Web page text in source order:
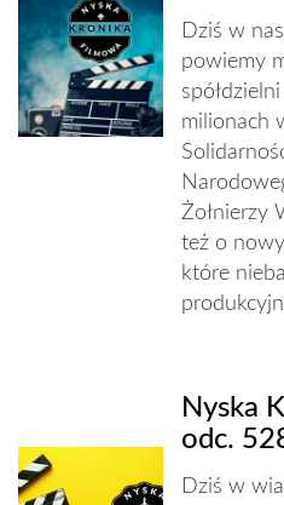
Dziś w
powiemy
milionach
Żołnierzy
też o
które
Nyska
odc.
Dziś w